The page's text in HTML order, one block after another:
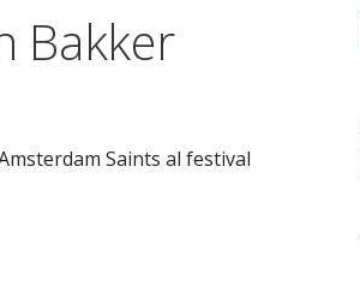
Bakker
Saints al festival